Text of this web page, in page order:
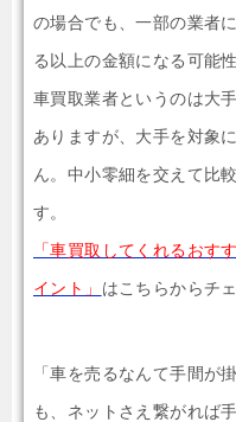
の場合でも、一部の業者
る以上の金額になる可能
車買取業者というのは大
ありますが、大手を対象
ん。中小零細を交えて比
す。
「車買取してくれるおす
イント」 はこちらからチ
「車を売るなんて手間が
も、ネットさえ繋がれば